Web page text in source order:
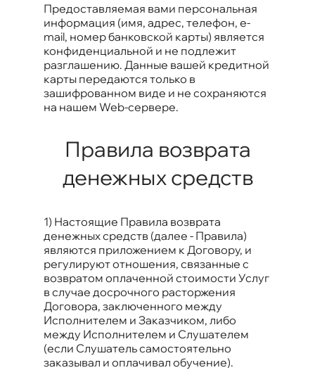
Предоставляемая вами персональная
информация (имя, адрес, телефон, e-
mail, номер банковской карты) является
конфиденциальной и не подлежит
разглашению. Данные вашей кредитной
карты передаются только в
зашифрованном виде и не сохраняются
на нашем Web-сервере.
Правила возврата
денежных средств
1) Настоящие Правила возврата
денежных средств (далее - Правила)
являются приложением к Договору, и
регулируют отношения, связанные с
возвратом оплаченной стоимости Услуг
в случае досрочного расторжения
Договора, заключенного между
Исполнителем и Заказчиком, либо
между Исполнителем и Слушателем
(если Слушатель самостоятельно
заказывал и оплачивал обучение).